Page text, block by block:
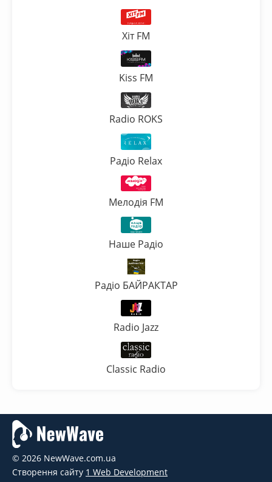
Хіт FM
Kiss FM
Radio ROKS
Радіо Relax
Мелодія FM
Наше Радіо
Радіо БАЙРАКТАР
Radio Jazz
Classic Radio
© 2026 NewWave.com.ua
Створення сайту 1 Web Development